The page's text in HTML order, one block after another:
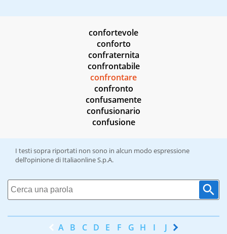
confortevole
conforto
confraternita
confrontabile
confrontare
confronto
confusamente
confusionario
confusione
I testi sopra riportati non sono in alcun modo espressione
dell’opinione di Italiaonline S.p.A.
A B C D E F G H I J K